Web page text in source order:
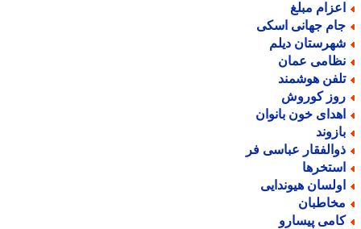
مبلغ
جهانی اسکی
دیلم
عمان
هوشمند
کوروش
خون بانوان
عباسی فر
هیوندایی
پیسارو